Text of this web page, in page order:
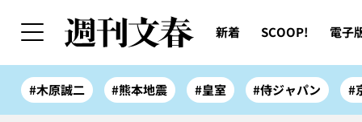
新着 SCOOP! 電子
#木原誠二 #熊本地震 #皇室 #侍ジャパン #